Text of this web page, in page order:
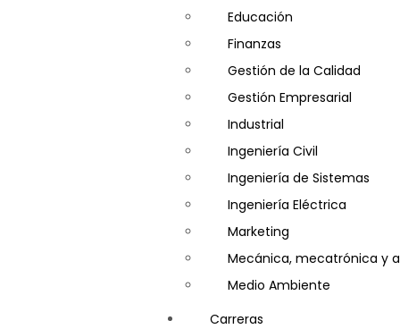
Educación
Finanzas
Gestión de la Calidad
Gestión Empresarial
Industrial
Ingeniería Civil
Ingeniería de Sistemas
Ingeniería Eléctrica
Marketing
Mecánica, mecatrónica y
Medio Ambiente
Minería e Hidrocarburos
Carreras